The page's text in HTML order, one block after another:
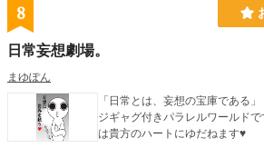
8
日常妄想劇場。
まゆぽん
「日常とは、妄想の宝庫である」 作者の脳内に生息するオヤ
ジギャグ付きパラレルワールド
は貴方のハートにゆだねます♥